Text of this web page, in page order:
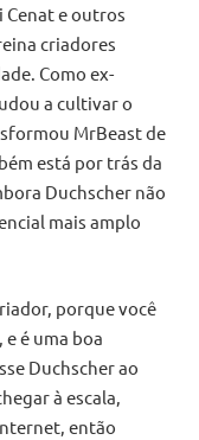
Cenat e outros
criadores
Como ex-
a cultivar o
MrBeast de
está por trás da
Duchscher não
mais amplo
porque você
é uma boa
Duchscher ao
à escala,
então